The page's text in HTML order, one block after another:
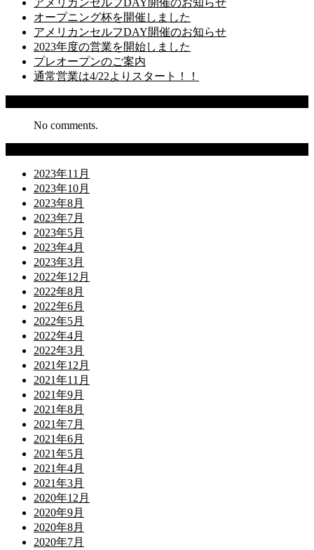
アメリカンセルフDAY開催のお知らせ
オープニング杯を開催しました
アメリカンセルフDAY開催のお知らせ
2023年度の営業を開始しました
プレオープンのご案内
通常営業は4/22よりスタート！！
No comments.
2023年11月
2023年10月
2023年8月
2023年7月
2023年5月
2023年4月
2023年3月
2022年12月
2022年8月
2022年6月
2022年5月
2022年4月
2022年3月
2021年12月
2021年11月
2021年9月
2021年8月
2021年7月
2021年6月
2021年5月
2021年4月
2021年3月
2020年12月
2020年9月
2020年8月
2020年7月